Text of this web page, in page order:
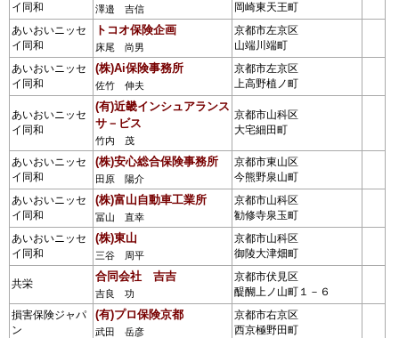
イ同和
澤邉 吉信
岡崎東天王町
あいおいニッセ
イ同和
トコオ保険企画
床尾 尚男
京都市左京区
山端川端町
あいおいニッセ
イ同和
(株)Ai保険事務所
佐竹 伸夫
京都市左京区
上高野植ノ町
あいおいニッセ
イ同和
(有)近畿インシュアランス
サ－ビス
竹内 茂
京都市山科区
大宅細田町
あいおいニッセ
イ同和
(株)安心総合保険事務所
田原 陽介
京都市東山区
今熊野泉山町
あいおいニッセ
イ同和
(株)富山自動車工業所
冨山 直幸
京都市山科区
勧修寺泉玉町
あいおいニッセ
イ同和
(株)東山
三谷 周平
京都市山科区
御陵大津畑町
共栄
合同会社 吉吉
吉良 功
京都市伏見区
醍醐上ノ山町１－６
損害保険ジャパ
ン
(有)プロ保険京都
武田 岳彦
京都市右京区
西京極野田町